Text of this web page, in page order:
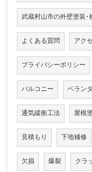
武蔵村山市の外壁塗装
よくある質問 アク
プライバシーポリシー
バルコニー ベラン
通気緩衝工法 屋根
見積もり 下地補修
欠損 爆裂 クラ